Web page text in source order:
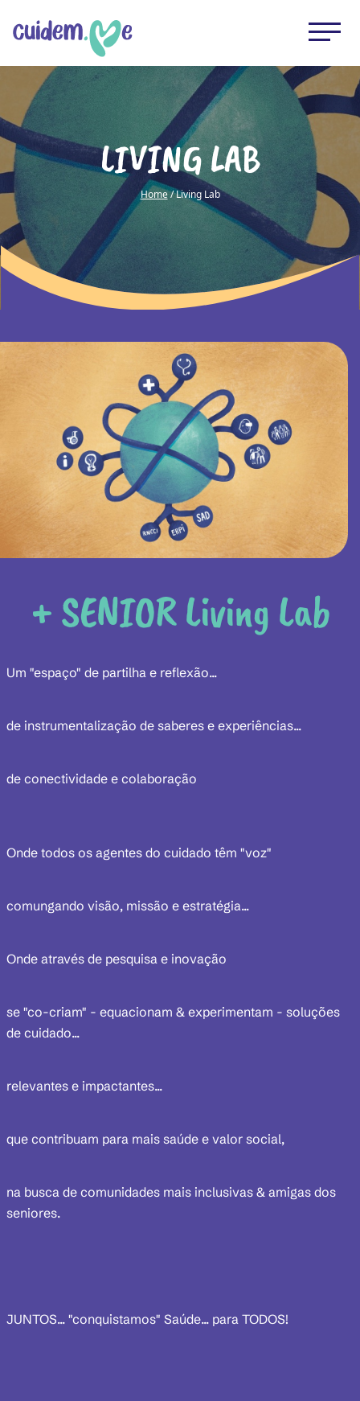
LIVING LAB
Home/ Living Lab
+ SENIOR Living Lab
Um "espaço" de partilha e reflexão...
de instrumentalização de saberes e experiências...
de conectividade e colaboração
Onde todos os agentes do cuidado têm "voz"
comungando visão, missão e estratégia...
Onde através de pesquisa e inovação
se "co-criam" - equacionam & experimentam - soluções
de cuidado...
relevantes e impactantes...
que contribuam para mais saúde e valor social,
na busca de comunidades mais inclusivas & amigas dos
seniores.
JUNTOS... "conquistamos" Saúde... para TODOS!